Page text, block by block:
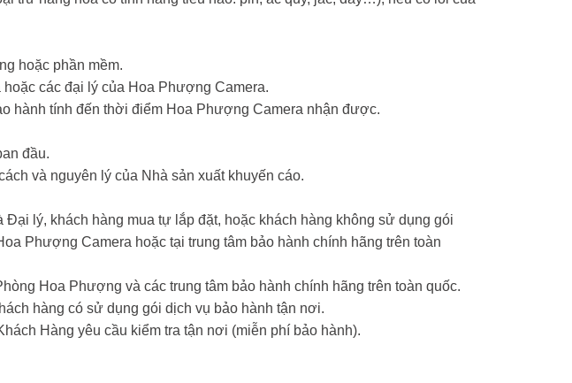
hoặc phần mềm.
các đại lý của Hoa Phượng Camera.
hành tính đến thời điểm Hoa Phượng Camera nhận được.
đầu.
và nguyên lý của Nhà sản xuất khuyến cáo.
lý, khách hàng mua tự lắp đặt, hoặc khách hàng không sử dụng gói
Phượng Camera hoặc tại trung tâm bảo hành chính hãng trên toàn
Hoa Phượng và các trung tâm bảo hành chính hãng trên toàn quốc.
hàng có sử dụng gói dịch vụ bảo hành tận nơi.
Hàng yêu cầu kiểm tra tận nơi (miễn phí bảo hành).